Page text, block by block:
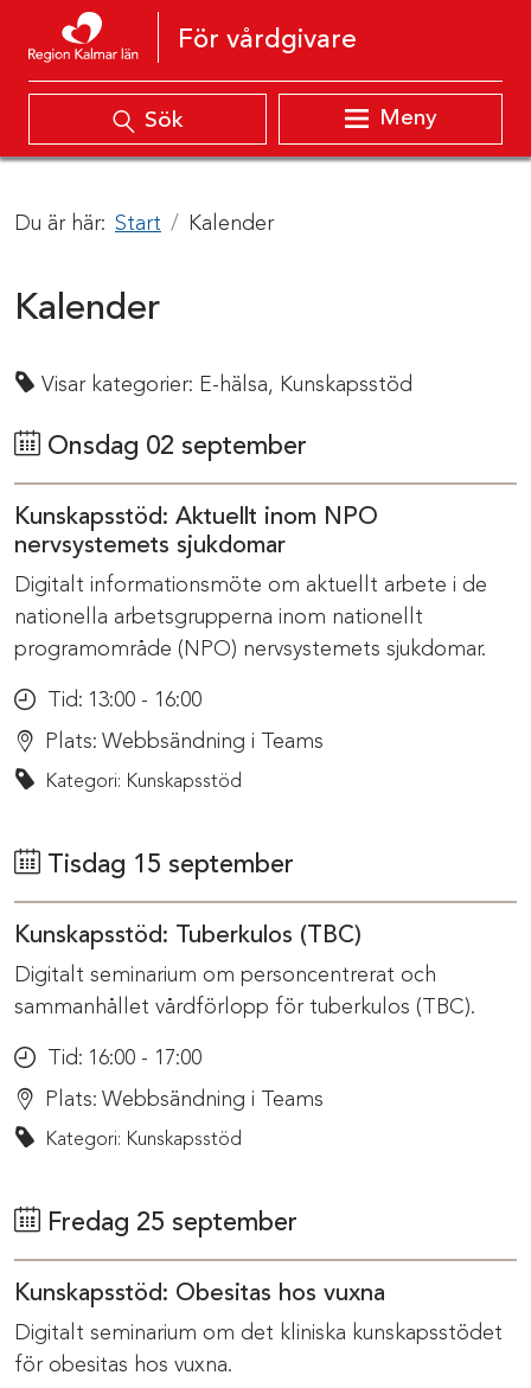
Hoppa till innehåll
För vårdgivare
Sök Meny
Du är här: Start Kalender
Kalender
Visar kategorier: E-hälsa, Kunskapsstöd
Onsdag 02 september
Kunskapsstöd: Aktuellt inom NPO
nervsystemets sjukdomar
Digitalt informationsmöte om aktuellt arbete i de
nationella arbetsgrupperna inom nationellt
programområde (NPO) nervsystemets sjukdomar.
Tid: 13:00 - 16:00
Plats: Webbsändning i Teams
Kategori: Kunskapsstöd
Tisdag 15 september
Kunskapsstöd: Tuberkulos (TBC)
Digitalt seminarium om personcentrerat och
sammanhållet vårdförlopp för tuberkulos (TBC).
Tid: 16:00 - 17:00
Plats: Webbsändning i Teams
Kategori: Kunskapsstöd
Fredag 25 september
Kunskapsstöd: Obesitas hos vuxna
Digitalt seminarium om det kliniska kunskapsstödet
för obesitas hos vuxna.